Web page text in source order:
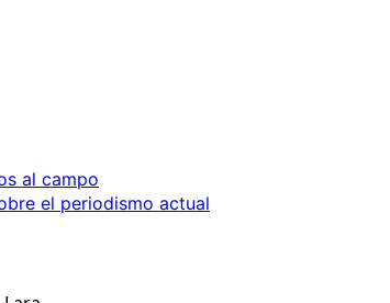
al campo
el periodismo actual